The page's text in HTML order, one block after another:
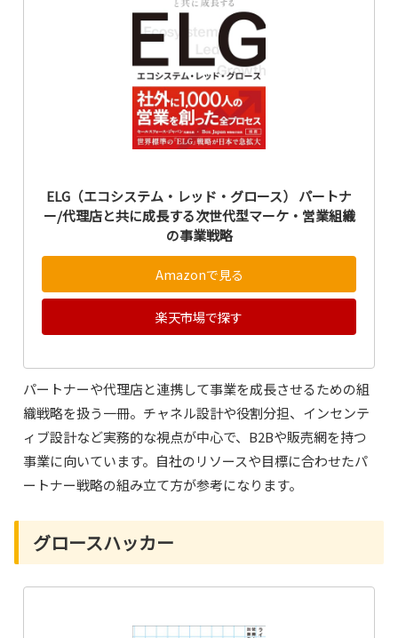
ELG（エコシステム・レッド・グロース） パートナ
ー/代理店と共に成長する次世代型マーケ・営業組織
の事業戦略
Amazonで見る
楽天市場で探す
パートナーや代理店と連携して事業を成長させるための組
織戦略を扱う一冊。チャネル設計や役割分担、インセンテ
ィブ設計など実務的な視点が中心で、B2Bや販売網を持つ
事業に向いています。自社のリソースや目標に合わせたパ
ートナー戦略の組み立て方が参考になります。
グロースハッカー